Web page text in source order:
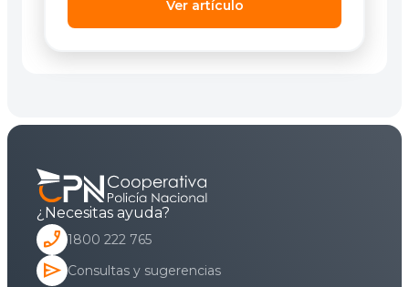
Ver artículo
¿Necesitas ayuda?
phone_enabled 1800 222 765
send Consultas y sugerencias